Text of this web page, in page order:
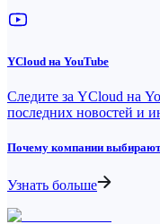
YCloud на YouTube
Следите за YCloud на
последних новостей и
Почему компании
Узнать больше